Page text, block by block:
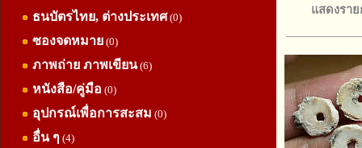
ธนบัตรไทย, ต่างประเทศ(0)
ซองจดหมาย (0)
ภาพถ่าย ภาพเขียน(6)
หนังสือ/คู่มือ (0)
อุปกรณ์เพื่อการสะสม (0)
อื่น ๆ (4)
แสดงรา